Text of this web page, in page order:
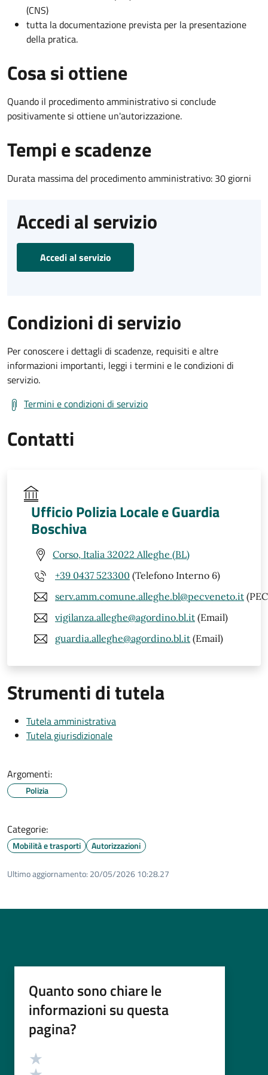
(CNS)
tutta la documentazione prevista per la presentazione
della pratica.
Cosa si ottiene
Quando il procedimento amministrativo si conclude
positivamente si ottiene un'autorizzazione.
Tempi e scadenze
Durata massima del procedimento amministrativo: 30 giorni
Accedi al servizio
Accedi al servizio
Condizioni di servizio
Per conoscere i dettagli di scadenze, requisiti e altre
informazioni importanti, leggi i termini e le condizioni di
servizio.
Termini e condizioni di servizio
Contatti
Ufficio Polizia Locale e Guardia
Boschiva
Corso, Italia 32022 Alleghe (BL)
+39 0437 523300 (Telefono Interno 6)
serv.amm.comune.alleghe.bl@pecveneto.it
vigilanza.alleghe@agordino.bl.it (Email)
guardia.alleghe@agordino.bl.it (Email)
Strumenti di tutela
Tutela amministrativa
Tutela giurisdizionale
Argomenti:
Polizia
Categorie:
Mobilità e trasporti Autorizzazioni
Ultimo aggiornamento: 20/05/2026 10:28.27
Quanto sono chiare le
informazioni su questa
pagina?
Valutazione